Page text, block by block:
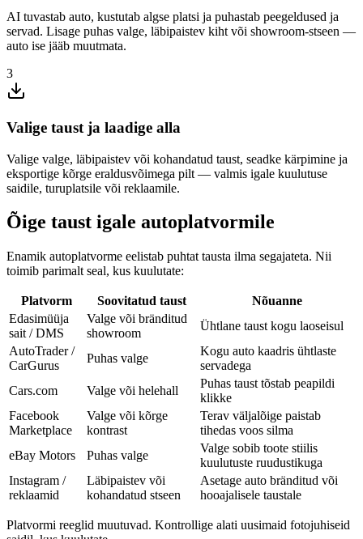
AI tuvastab auto, kustutab algse platsi ja puhastab peegeldused ja
servad. Lisage puhas valge, läbipaistev kiht või showroom-stseen —
auto ise jääb muutmata.
3
Valige taust ja laadige alla
Valige valge, läbipaistev või kohandatud taust, seadke kärpimine ja
eksportige kõrge eraldusvõimega pilt — valmis igale kuulutuse
saidile, turuplatsile või reklaamile.
Õige taust igale autoplatvormile
Enamik autoplatvorme eelistab puhtat tausta ilma segajateta. Nii
toimib parimalt seal, kus kuulutate:
Platvorm Soovitatud taust
Nõuanne
Edasimüüja
sait / DMS
Valge või bränditud
showroom
Ühtlane taust kogu laoseisul
AutoTrader /
CarGurus
Puhas valge
Kogu auto kaadris ühtlaste
servadega
Cars.com
Valge või helehall
Puhas taust tõstab peapildi
klikke
Facebook
Marketplace
Valge või kõrge
kontrast
Terav väljalõige paistab
tihedas voos silma
eBay Motors
Puhas valge
Valge sobib toote stiilis
kuulutuste ruudustikuga
Instagram /
reklaamid
Läbipaistev või
kohandatud stseen
Asetage auto bränditud või
hooajalisele taustale
Platvormi reeglid muutuvad. Kontrollige alati uusimaid fotojuhiseid